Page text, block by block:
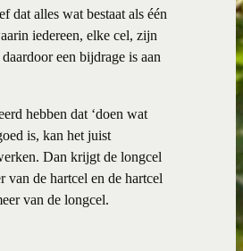
dat alles wat bestaat als één
iedereen, elke cel, zijn
een bijdrage is aan
hebben dat ‘doen wat
is, kan het juist
Dan krijgt de longcel
van de hartcel en de hartcel
van de longcel.